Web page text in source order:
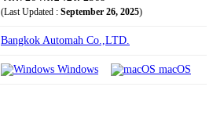
(Last Updated : September 26, 2025)
Bangkok Automah Co.,LTD.
Windows macOS